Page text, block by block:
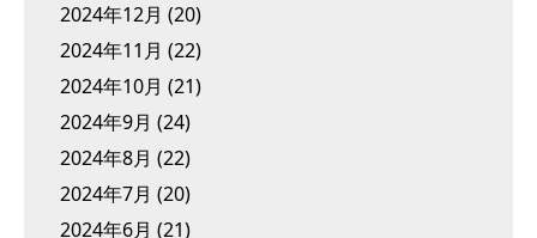
2024年12月 (20)
2024年11月 (22)
2024年10月 (21)
2024年9月 (24)
2024年8月 (22)
2024年7月 (20)
2024年6月 (21)